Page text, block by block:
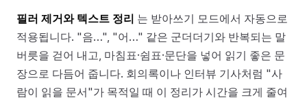
필러 제거와 텍스트 정리 는 받아쓰기 모드에서 자동으로
적용됩니다. "음…", "어…" 같은 군더더기와 반복되는 말
버릇을 걷어 내고, 마침표·쉼표·문단을 넣어 읽기 좋은 문
장으로 다듬어 줍니다. 회의록이나 인터뷰 기사처럼 "사
람이 읽을 문서"가 목적일 때 이 정리가 시간을 크게 줄여